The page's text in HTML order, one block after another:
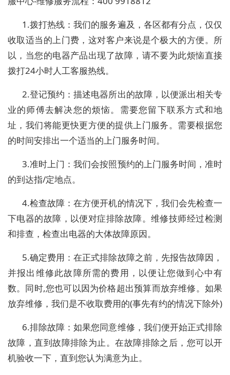
1.拨打热线：我们的服务遍及，各区都有分点，仅仅
收取适当的上门费，这对客户来说是个极大的方便。所
以，当您的电器产品出现了故障，请不要为此烦恼直接
拨打24小时人工客服热线。
2.登记预约：描述电器所出的故障，以便派出相关专
业的师傅去解决您的烦恼。需要您留下联系方式和地
址，我们将能更快更方便的提供上门服务。需要根据您
的时间安排出一个适当的上门服务时间。
3.准时上门：我们会按照预约的上门服务时间，准时
的到达指/定地点。
4.检查故障：在方便开机的情况下，我们会先检查一
下电器的故障，以便对症排除故障。维修技师经过检测
和排查，检查出电器的大体故障原因。
5.确定费用：在正式排除故障之前，先报告故障因，
并报出维修此故障所需的费用，以便让您做到心中有
数。同时,您也可以因为价格超出预算而放弃维修。如果
放弃维修，我们是不收取费用的(事先有约的情况下除外)
6.排除故障：如果您同意维修，我们便开始正式排除
故障，直到故障排除为止。在故障排除之后，您可以开
机验收一下，直到您认为满意为止。